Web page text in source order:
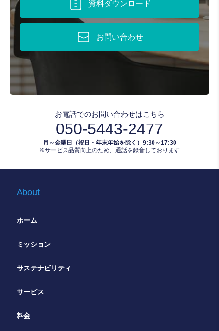
資料ダウンロード
お問い合わせ
お電話でのお問い合わせはこちら
050-5443-2477
月～金曜日（祝日・年末年始を除く）9:30～17:30
※サービス品質向上のため、通話を録音しております
About
ホーム
ミッション
サステナビリティ
サービス
料金